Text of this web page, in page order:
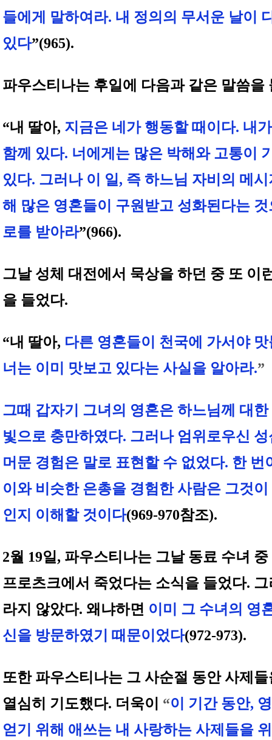
들에게 말하여라. 내 정의의 무서운 날이
있다”(965).
파우스티나는 후일에 다음과 같은 말씀을
“내 딸아, 지금은 네가 행동할 때이다. 내
함께 있다. 너에게는 많은 박해와 고통이
있다. 그러나 이 일, 즉 하느님 자비의 메
해 많은 영혼들이 구원받고 성화된다는
로를 받아라”(966).
그날 성체 대전에서 묵상을 하던 중 또 이
을 들었다.
“내 딸아, 다른 영혼들이 천국에 가서야
너는 이미 맛보고 있다는 사실을 알아라.”
그때 갑자기 그녀의 영혼은 하느님께 대
빛으로 충만하였다. 그러나 엄위로우신
머문 경험은 말로 표현할 수 없었다. 한 번
이와 비슷한 은총을 경험한 사람은 그것
인지 이해할 것이다(969-970참조).
2월 19일, 파우스티나는 그날 동료 수녀
프로츠크에서 죽었다는 소식을 들었다.
라지 않았다. 왜냐하면 이미 그 수녀의 영
신을 방문하였기 때문이었다(972-973).
또한 파우스티나는 그 사순절 동안 사제
열심히 기도했다. 더욱이
“이 기간 동안,
얻기 위해 애쓰는 내 사랑하는 사제들을